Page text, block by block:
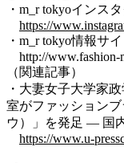
・m_r tokyoインス
https://
・m_r tokyo情報サイ
http://
（関連記事）
・大妻女子大学家
室がファッションブ
ウ）」を発足 — 国
https://www.u-